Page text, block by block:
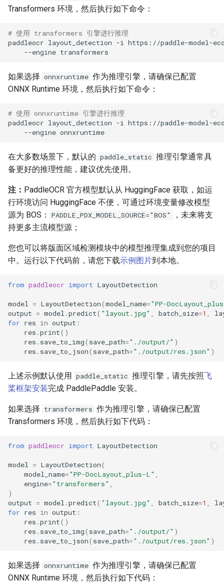
Transformers 环境，然后执行如下命令：
# 使用 transformers 引擎进行推理
paddleocr layout_detection -i
https://paddle-model-
--engine
如果选择 onnxruntime 作为推理引擎，请确保已配置
ONNX Runtime 环境，然后执行如下命令：
# 使用 onnxruntime 引擎进行推理
paddleocr layout_detection -i
https://paddle-model-
--engine
在大多数场景下，默认的 paddle_static 推理引擎通常具
备更好的推理性能，建议优先使用。
注： PaddleOCR 官方模型默认从 HuggingFace 获取，如运
行环境访问 HuggingFace 不便，可通过环境变量修改模型
源为 BOS：
PADDLE_PDX_MODEL_SOURCE="BOS"
，未来将支
持更多主流模型源；
您也可以将版面区域检测模块中的模型推理集成到您的项目
中。运行以下代码前，请您下载示例图片到本地。
from paddleocr import LayoutDetection
model = LayoutDetection(model_name="PP-
output = model .predict( "layout.jpg" batch_size=1
for res in output :
res .print()
res . save_to_img( save_path="./output/" )
res . save_to_json( save_path="./output/res.json" )
上述示例默认使用 paddle_static 推理引擎，请先按照飞
桨框架安装完成 PaddlePaddle 安装。
如果选择 transformers 作为推理引擎，请确保已配置
Transformers 环境，然后执行如下代码：
from paddleocr import LayoutDetection
model = LayoutDetection(
model_name="PP-DocLayout_plus-L"
engine="transformers"
)
output = model .predict( "layout.jpg" batch_size=1
for res in output :
res .print()
res . save_to_img( save_path="./output/" )
res . save_to_json( save_path="./output/res.json" )
如果选择 onnxruntime 作为推理引擎，请确保已配置
ONNX Runtime 环境，然后执行如下代码：